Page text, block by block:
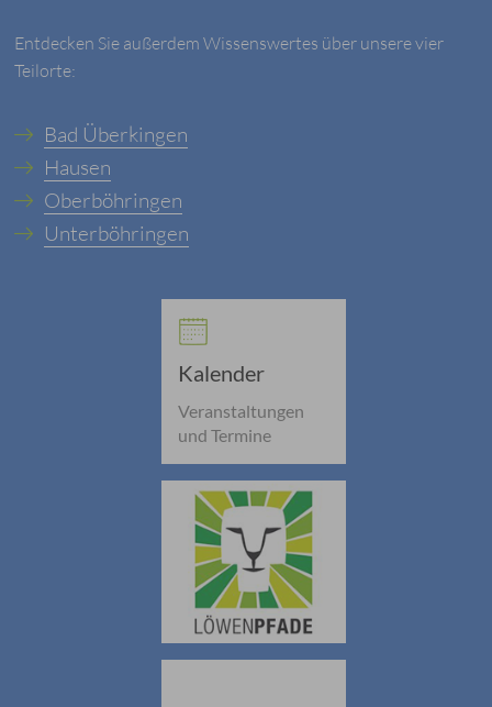
Entdecken Sie außerdem Wissenswertes über unsere vier
Teilorte:
Bad Überkingen
Hausen
Oberböhringen
Unterböhringen
Kalender
Veranstaltungen
und Termine